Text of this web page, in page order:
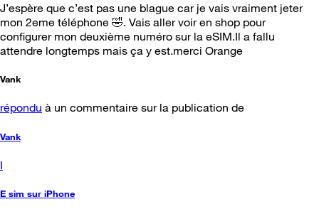
J’espère que c’est pas une blague car je vais vraiment jeter
mon 2eme téléphone 🤣. Vais aller voir en shop pour
configurer mon deuxième numéro sur la eSIM.Il a fallu
attendre longtemps mais ça y est.merci Orange
Vank
répondu à un commentaire sur la publication de
Vank
I
E sim sur iPhone